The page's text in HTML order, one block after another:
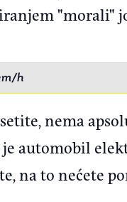
"morali"
h
nema
je automobil
na to nećete